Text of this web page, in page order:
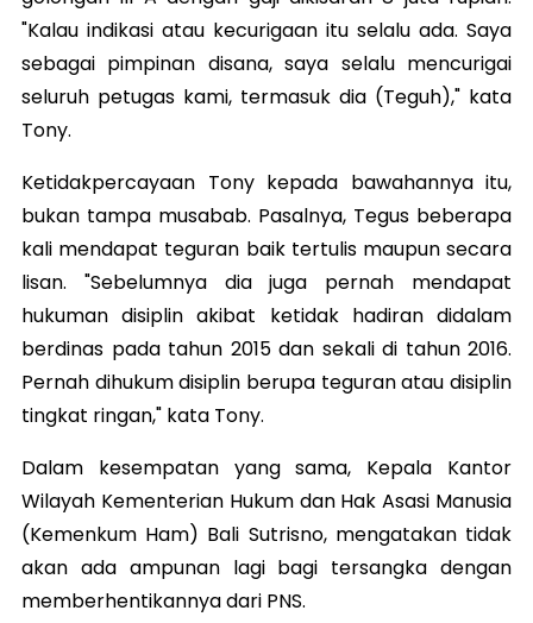
"Kalau indikasi atau kecurigaan itu selalu ada. Saya
sebagai pimpinan disana, saya selalu mencurigai
seluruh petugas kami, termasuk dia (Teguh)," kata
Tony.
Ketidakpercayaan Tony kepada bawahannya itu,
bukan tampa musabab. Pasalnya, Tegus beberapa
kali mendapat teguran baik tertulis maupun secara
lisan. "Sebelumnya dia juga pernah mendapat
hukuman disiplin akibat ketidak hadiran didalam
berdinas pada tahun 2015 dan sekali di tahun 2016.
Pernah dihukum disiplin berupa teguran atau disiplin
tingkat ringan," kata Tony.
Dalam kesempatan yang sama, Kepala Kantor
Wilayah Kementerian Hukum dan Hak Asasi Manusia
(Kemenkum Ham) Bali Sutrisno, mengatakan tidak
akan ada ampunan lagi bagi tersangka dengan
memberhentikannya dari PNS.